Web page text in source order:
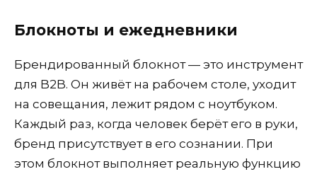
Блокноты и ежедневники
Брендированный блокнот — это инструмент
для B2B. Он живёт на рабочем столе, уходит
на совещания, лежит рядом с ноутбуком.
Каждый раз, когда человек берёт его в руки,
бренд присутствует в его сознании. При
этом блокнот выполняет реальную функцию